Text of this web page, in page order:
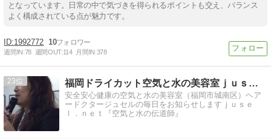
となっています。日常の中で気づきを得られるポイントも交え、バランス
よく構成されている点が魅力です。
1992772 10
週間IN:78 週間OUT:114 月間IN:378
23 福岡ドライカット空気と水の美容室ｊｕｓｅｌひと言日記
安全安心健康の空気と水の美容室（福岡市城南区）ヘア
ードクタージュセルの毎日をお知らせしますｊｕｓｅ
ｌ．ｎｅｔ『空気と水の伝道師』